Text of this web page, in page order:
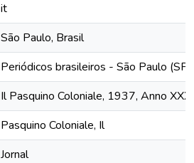
it
São Paulo, Brasil
Periódicos brasileiros - São Paulo (SP)
Il Pasquino Coloniale, 1937, Anno
Pasquino Coloniale, Il
Jornal